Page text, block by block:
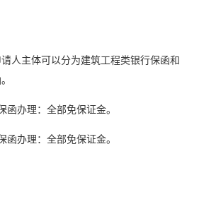
人主体可以分为建筑工程类银行保函和
办理：全部免保证金。
办理：全部免保证金。